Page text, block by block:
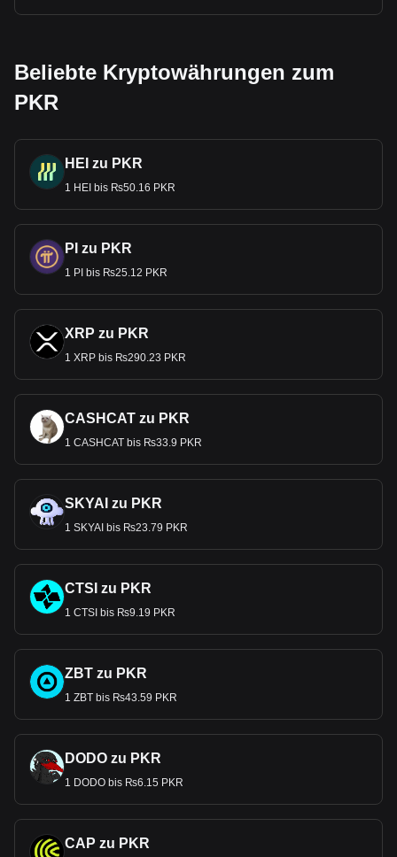
Beliebte Kryptowährungen zum
PKR
HEI zu PKR
1 HEI bis ₨50.16 PKR
PI zu PKR
1 PI bis ₨25.12 PKR
XRP zu PKR
1 XRP bis ₨290.23 PKR
CASHCAT zu PKR
1 CASHCAT bis ₨33.9 PKR
SKYAI zu PKR
1 SKYAI bis ₨23.79 PKR
CTSI zu PKR
1 CTSI bis ₨9.19 PKR
ZBT zu PKR
1 ZBT bis ₨43.59 PKR
DODO zu PKR
1 DODO bis ₨6.15 PKR
CAP zu PKR